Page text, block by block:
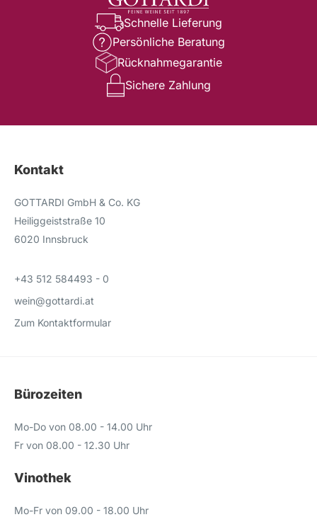
Schnelle Lieferung
Persönliche Beratung
Rücknahmegarantie
Sichere Zahlung
Kontakt
GOTTARDI GmbH & Co. KG
Heiliggeiststraße 10
6020 Innsbruck
+43 512 584493 - 0
wein@gottardi.at
Zum Kontaktformular
Bürozeiten
Mo-Do von 08.00 - 14.00 Uhr
Fr von 08.00 - 12.30 Uhr
Vinothek
Mo-Fr von 09.00 - 18.00 Uhr